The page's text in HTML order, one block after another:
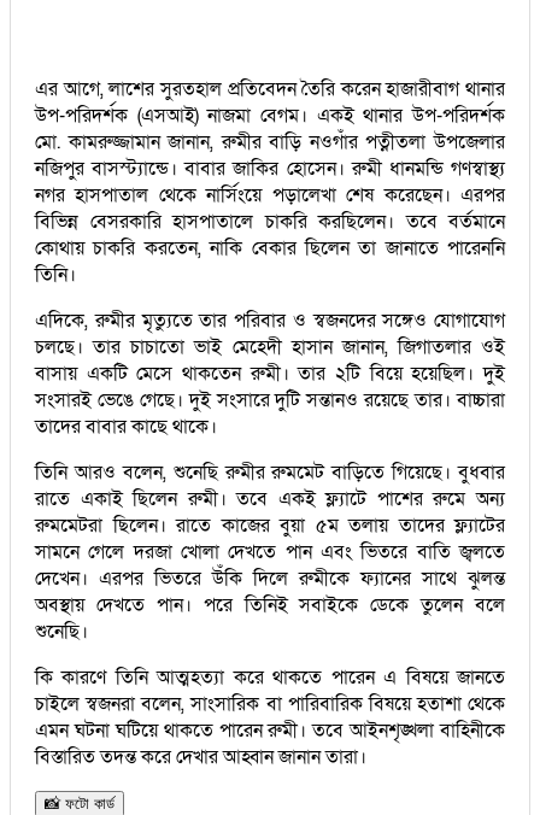
এর আগে, লাশের সুরতহাল প্রতিবেদন তৈরি করেন হাজারীবাগ থানার
উপ-পরিদর্শক (এসআই) নাজমা বেগম। একই থানার উপ-পরিদর্শক
মো. কামরুজ্জামান জানান, রুমীর বাড়ি নওগাঁর পত্নীতলা উপজেলার
নজিপুর বাসস্ট্যান্ডে। বাবার জাকির হোসেন। রুমী ধানমন্ডি গণস্বাস্থ্য
নগর হাসপাতাল থেকে নার্সিংয়ে পড়ালেখা শেষ করেছেন। এরপর
বিভিন্ন বেসরকারি হাসপাতালে চাকরি করছিলেন। তবে বর্তমানে
কোথায় চাকরি করতেন, নাকি বেকার ছিলেন তা জানাতে পারেননি
তিনি।
এদিকে, রুমীর মৃত্যুতে তার পরিবার ও স্বজনদের সঙ্গেও যোগাযোগ
চলছে। তার চাচাতো ভাই মেহেদী হাসান জানান, জিগাতলার ওই
বাসায় একটি মেসে থাকতেন রুমী। তার ২টি বিয়ে হয়েছিল। দুই
সংসারই ভেঙে গেছে। দুই সংসারে দুটি সন্তানও রয়েছে তার। বাচ্চারা
তাদের বাবার কাছে থাকে।
তিনি আরও বলেন, শুনেছি রুমীর রুমমেট বাড়িতে গিয়েছে। বুধবার
রাতে একাই ছিলেন রুমী। তবে একই ফ্ল্যাটে পাশের রুমে অন্য
রুমমেটরা ছিলেন। রাতে কাজের বুয়া ৫ম তলায় তাদের ফ্ল্যাটের
সামনে গেলে দরজা খোলা দেখতে পান এবং ভিতরে বাতি জ্বলতে
দেখেন। এরপর ভিতরে উঁকি দিলে রুমীকে ফ্যানের সাথে ঝুলন্ত
অবস্থায় দেখতে পান। পরে তিনিই সবাইকে ডেকে তুলেন বলে
শুনেছি।
কি কারণে তিনি আত্মহত্যা করে থাকতে পারেন এ বিষয়ে জানতে
চাইলে স্বজনরা বলেন, সাংসারিক বা পারিবারিক বিষয়ে হতাশা থেকে
এমন ঘটনা ঘটিয়ে থাকতে পারেন রুমী। তবে আইনশৃঙ্খলা বাহিনীকে
বিস্তারিত তদন্ত করে দেখার আহ্বান জানান তারা।
📸 ফটো কার্ড